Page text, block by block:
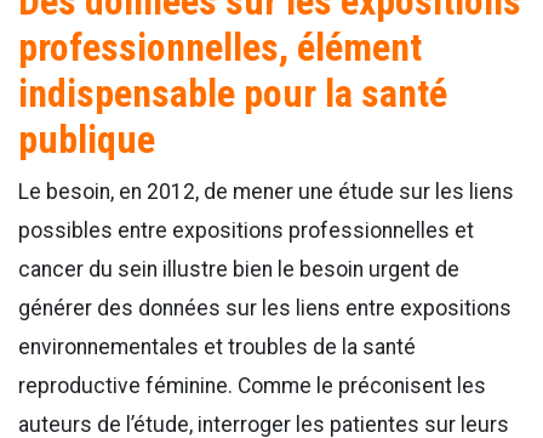
professionnelles, élément
indispensable pour la santé
publique
Le besoin, en 2012, de mener une étude sur les liens
possibles entre expositions professionnelles et
cancer du sein illustre bien le besoin urgent de
générer des données sur les liens entre expositions
environnementales et troubles de la santé
reproductive féminine. Comme le préconisent les
auteurs de l’étude, interroger les patientes sur leurs